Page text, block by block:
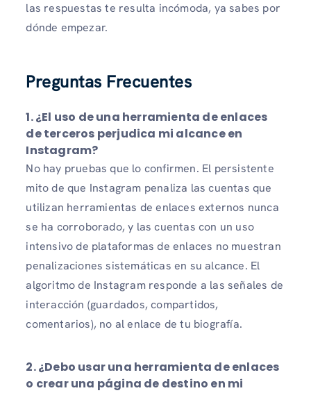
las respuestas te resulta incómoda, ya sabes por
dónde empezar.
Preguntas Frecuentes
1.¿El uso de una herramienta de enlaces
de terceros perjudica mi alcance en
Instagram?
No hay pruebas que lo confirmen. El persistente
mito de que Instagram penaliza las cuentas que
utilizan herramientas de enlaces externos nunca
se ha corroborado, y las cuentas con un uso
intensivo de plataformas de enlaces no muestran
penalizaciones sistemáticas en su alcance. El
algoritmo de Instagram responde a las señales de
interacción (guardados, compartidos,
comentarios), no al enlace de tu biografía.
2.¿Debo usar una herramienta de enlaces
o crear una página de destino en mi